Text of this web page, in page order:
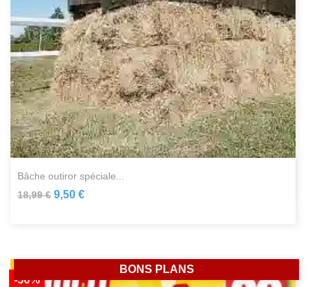
bâche outiror spéciale...
18,99 € 9,50 €
-50%
BONS PLANS